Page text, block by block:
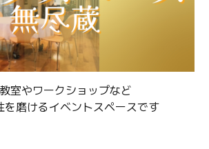
室やワークショップなど
を磨けるイベントスペースです